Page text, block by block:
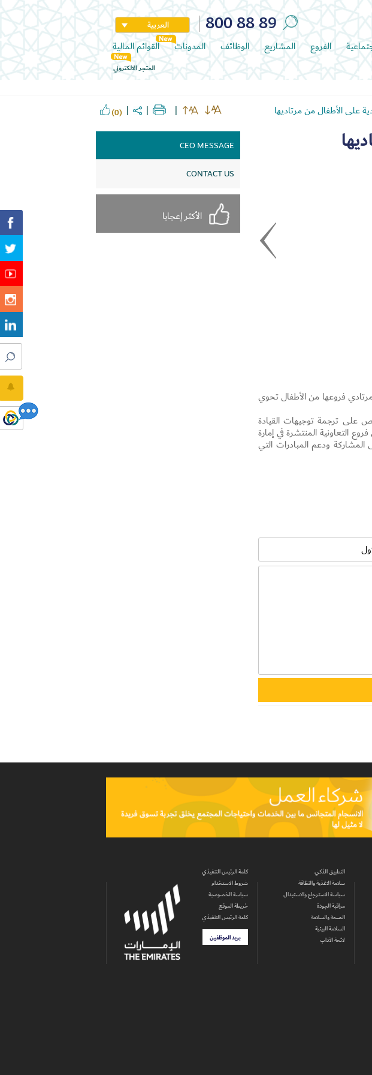
800 88 89 العربية
الفروع المشاريع الوظائف المدونات القوائم المالية
المتجر الالكتروني
(0)
مرتادي فروعها من الأطفال تحوي
على ترجمة توجيهات القيادة
من مرتادي فروع التعاونية المنتشرة في إمارة
المشاركة ودعم المبادرات التي
CEO MESSAGE
CONTACT US
الأكثر إعجابا
التطبيق الذكي
سلامة الاغذية والنظافة
سياسة الاسترجاع والاستبدال
مراقبة الجودة
الصحة والسلامة
السلامة البيئية
لائحة الآداب
كلمة الرئيس التنفيذي
شروط الاستخدام
سياسة الخصوصية
خريطة الموقع
كلمة الرئيس التنفيذي
بريد الموظفين